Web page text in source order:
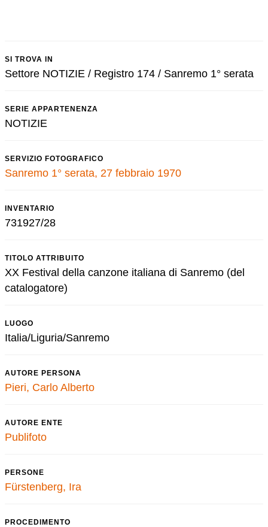
SI TROVA IN
Settore NOTIZIE / Registro 174 / Sanremo 1° serata
SERIE APPARTENENZA
NOTIZIE
SERVIZIO FOTOGRAFICO
Sanremo 1° serata, 27 febbraio 1970
INVENTARIO
731927/28
TITOLO ATTRIBUITO
XX Festival della canzone italiana di Sanremo (del
catalogatore)
LUOGO
Italia/Liguria/Sanremo
AUTORE PERSONA
Pieri, Carlo Alberto
AUTORE ENTE
Publifoto
PERSONE
Fürstenberg, Ira
PROCEDIMENTO